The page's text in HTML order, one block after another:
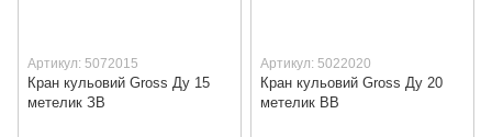
Артикул: 5072015
Кран кульовий Gross Ду 15
метелик ЗВ
Артикул: 5022020
Кран кульовий Gross Ду 20
метелик ВВ